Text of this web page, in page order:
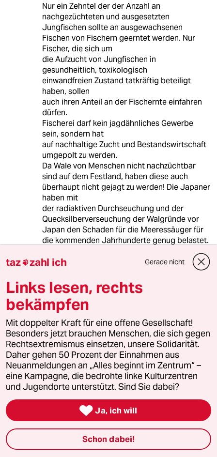
Nur ein Zehntel der der Anzahl an
nachgezüchteten und ausgesetzten
Jungfischen sollte an ausgewachsenen
Fischen von Fischern geerntet werden. Nur
Fischer, die sich um
die Aufzucht von Jungfischen in
gesundheitlich, toxikologisch
einwandfreien Zustand tatkräftig beteiligt
haben, sollen
auch ihren Anteil an der Fischernte einfahren
dürfen.
Fischerei darf kein jagdähnliches Gewerbe
sein, sondern hat
auf nachhaltige Zucht und Bestandswirtschaft
umgepolt zu werden.
Da Wale von Menschen nicht nachzüchtbar
sind auf dem Festland, haben diese auch
überhaupt nicht gejagt zu werden! Die Japaner
haben mit
der radiaktiven Durchseuchung und der
Quecksilberverseuchung der Walgründe vor
Japan den Schaden für die Meeressäuger für
die kommenden Jahrhunderte genug belastet.
zu retten. Norwegen und Japan haben beim
wenn sie die Wale die sie schießen nicht in
dreifacher Quantität
nachzüchten! Der Fischfang in Europa darf nur
mit Zuchtauflagen
und Meerestabuzonen für Fischtrawler und
Frachter noch gestattet sein!
Sehr bewundernswerter Mann! Es könnte ruhig
noch ein paar mehr
tausend Leute von dieser Sorte auf den xMrd.-
Menschen-Planeten geben!
meistkommentiert
1 Krise der Demokratie
taz zahl ich Gerade nicht
Links lesen, rechts
bekämpfen
Mit doppelter Kraft für eine offene Gesellschaft!
Besonders jetzt brauchen Menschen, die sich gegen
Rechtsextremismus einsetzen, unsere Solidarität.
Daher gehen 50 Prozent der Einnahmen aus
Neuanmeldungen an „Alles beginnt im Zentrum“ –
eine Kampagne, die bedrohte linke Kulturzentren
und Jugendorte unterstützt. Sind Sie dabei?
 Ja, ich will
Schon dabei!